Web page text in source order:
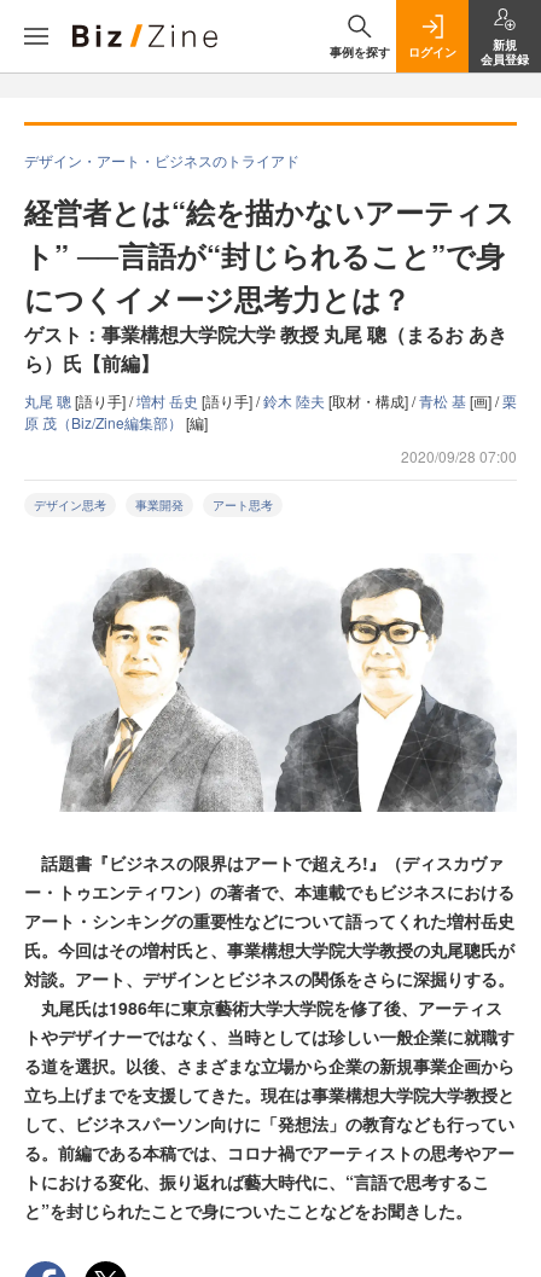
事例を探す ログイン
新規
会員登録
デザイン・アート・ビジネスのトライアド
経営者とは“絵を描かないアーティス
ト” ──言語が“封じられること”で身
につくイメージ思考力とは？
ゲスト：事業構想大学院大学 教授 丸尾 聰（まるお あき
ら）氏【前編】
丸尾 聰 [語り手] /増村 岳史 [語り手] /鈴木 陸夫 [取材・構成] /青松 基[画] /栗
原 茂（Biz/Zine編集部） [編]
2020/09/28 07:00
デザイン思考 事業開発 アート思考
話題書『ビジネスの限界はアートで超えろ!』（ディスカヴァ
ー・トゥエンティワン）の著者で、本連載でもビジネスにおける
アート・シンキングの重要性などについて語ってくれた増村岳史
氏。今回はその増村氏と、事業構想大学院大学教授の丸尾聰氏が
対談。アート、デザインとビジネスの関係をさらに深掘りする。
丸尾氏は1986年に東京藝術大学大学院を修了後、アーティス
トやデザイナーではなく、当時としては珍しい一般企業に就職す
る道を選択。以後、さまざまな立場から企業の新規事業企画から
立ち上げまでを支援してきた。現在は事業構想大学院大学教授と
して、ビジネスパーソン向けに「発想法」の教育なども行ってい
る。前編である本稿では、コロナ禍でアーティストの思考やアー
トにおける変化、振り返れば藝大時代に、“言語で思考するこ
と”を封じられたことで身についたことなどをお聞きした。